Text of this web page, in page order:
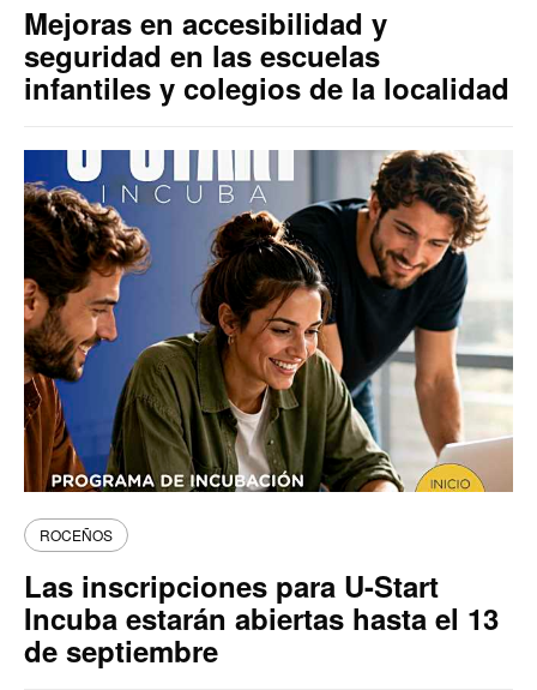
Mejoras en accesibilidad y
seguridad en las escuelas
infantiles y colegios de la localidad
ROCEÑOS
Las inscripciones para U-Start
Incuba estarán abiertas hasta el 13
de septiembre